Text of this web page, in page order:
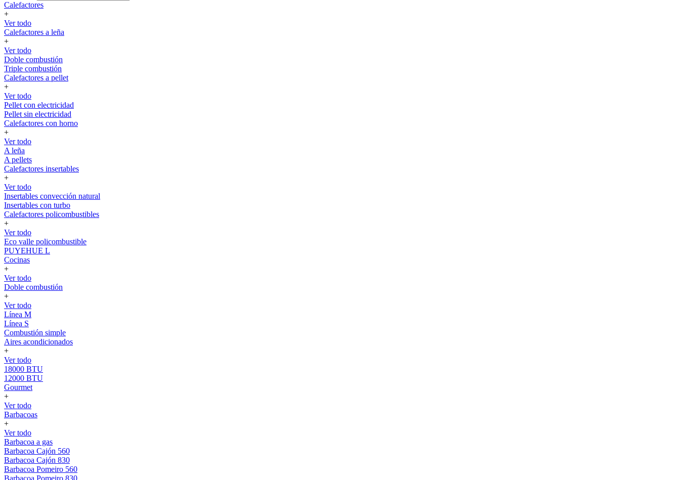
Calefactores
+
Ver todo
Calefactores a leña
+
Ver todo
Doble combustión
Triple combustión
Calefactores a pellet
+
Ver todo
Pellet con electricidad
Pellet sin electricidad
Calefactores con horno
+
Ver todo
A leña
A pellets
Calefactores insertables
+
Ver todo
Insertables convección natural
Insertables con turbo
Calefactores policombustibles
+
Ver todo
Eco valle policombustible
PUYEHUE L
Cocinas
+
Ver todo
Doble combustión
+
Ver todo
Línea M
Línea S
Combustión simple
Aires acondicionados
+
Ver todo
18000 BTU
12000 BTU
Gourmet
+
Ver todo
Barbacoas
+
Ver todo
Barbacoa a gas
Barbacoa Cajón 560
Barbacoa Cajón 830
Barbacoa Pomeiro 560
Barbacoa Pomeiro 830